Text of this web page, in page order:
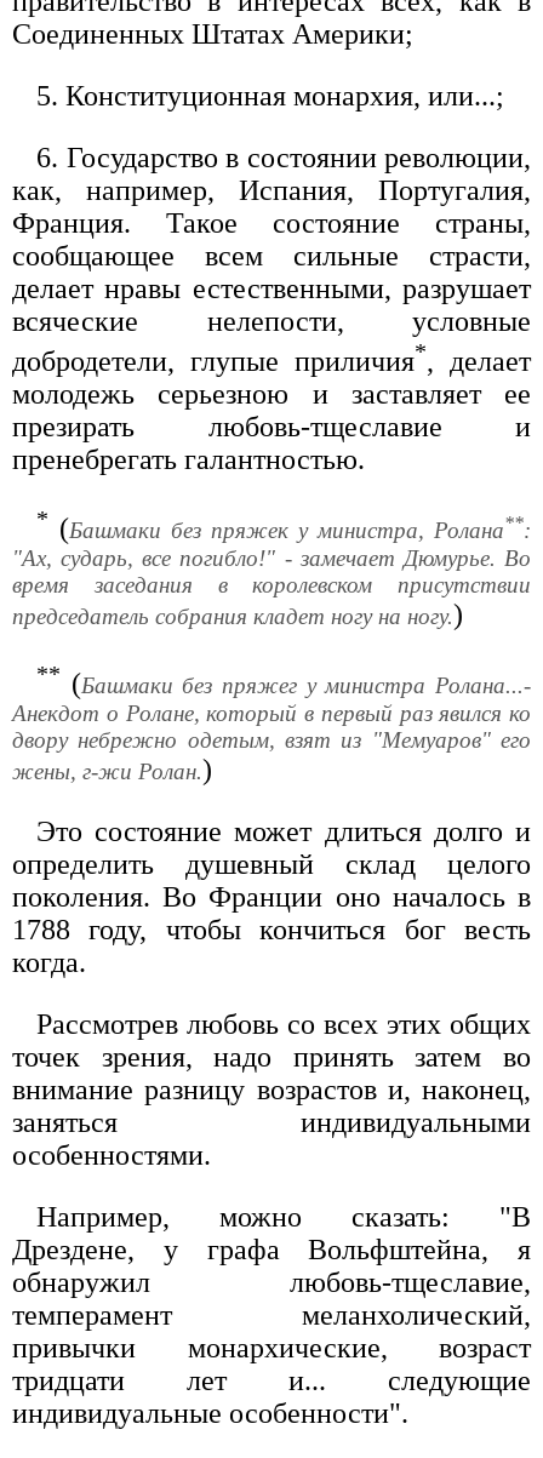
Соединенных Штатах Америки;
5. Конституционная монархия, или...;
6. Государство в состоянии революции,
как, например, Испания, Португалия,
Франция. Такое состояние страны,
сообщающее всем сильные страсти,
делает нравы естественными, разрушает
всяческие нелепости, условные
добродетели, глупые приличия*, делает
молодежь серьезною и заставляет ее
презирать любовь-тщеславие и
пренебрегать галантностью.
* (Башмаки без пряжек у министра, Ролана**:
"Ах, сударь, все погибло!" - замечает Дюмурье. Во
время заседания в королевском присутствии
председатель собрания кладет ногу на ногу.)
** (Башмаки без пряжег у министра Ролана...-
Анекдот о Ролане, который в первый раз явился ко
двору небрежно одетым, взят из "Мемуаров" его
жены, г-жи Ролан.)
Это состояние может длиться долго и
определить душевный склад целого
поколения. Во Франции оно началось в
1788 году, чтобы кончиться бог весть
когда.
Рассмотрев любовь со всех этих общих
точек зрения, надо принять затем во
внимание разницу возрастов и, наконец,
заняться индивидуальными
особенностями.
Например, можно сказать: "В
Дрездене, у графа Вольфштейна, я
обнаружил любовь-тщеславие,
темперамент меланхолический,
привычки монархические, возраст
тридцати лет и... следующие
индивидуальные особенности".